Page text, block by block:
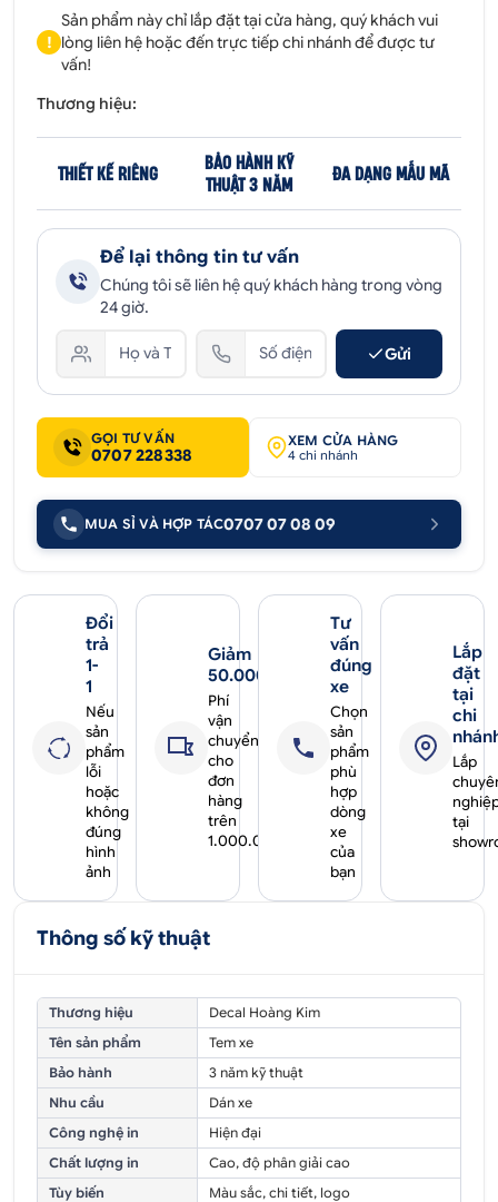
!
Sản phẩm này chỉ lắp đặt tại cửa hàng, quý khách vui
lòng liên hệ hoặc đến trực tiếp chi nhánh để được tư
vấn!
Thương hiệu:
THIẾT KẾ RIÊNG
BẢO HÀNH KỸ
THUẬT 3 NĂM
ĐA DẠNG MẪU MÃ
Để lại thông tin tư vấn
Chúng tôi sẽ liên hệ quý khách hàng trong vòng
24 giờ.
Gửi
GỌI TƯ VẤN
0707 228338
XEM CỬA HÀNG
4 chi nhánh
MUA SỈ VÀ HỢP TÁC0707 07 08 09
Đổi
trả
1-
1
Nếu
sản
phẩm
lỗi
hoặc
không
đúng
hình
ảnh
Giảm
50.000₫
Phí
vận
chuyển
cho
đơn
hàng
trên
1.000.000₫
Tư
vấn
đúng
xe
Chọn
sản
phẩm
phù
hợp
dòng
xe
của
bạn
Lắp
đặt
tại
chi
Lắp
tại
Thông số kỹ thuật
Thương hiệu
Decal Hoàng Kim
Tên sản phẩm
Tem xe
Bảo hành
3 năm kỹ thuật
Nhu cầu
Dán xe
Công nghệ in
Hiện đại
Chất lượng in
Cao, độ phân giải cao
Tùy biến
Màu sắc, chi tiết, logo